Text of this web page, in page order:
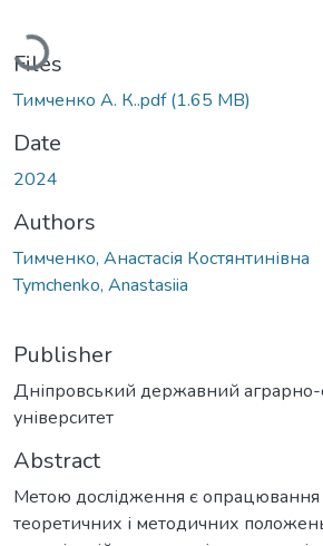
Loading...
Files
Тимченко А. К..pdf(1.65 MB)
Date
2024
Authors
Тимченко, Анастасія Костянтинівна
Tymchenko, Anastasiia
Publisher
Дніпровський державний
університет
Abstract
Метою дослідження є опрацювання
теоретичних і методичних